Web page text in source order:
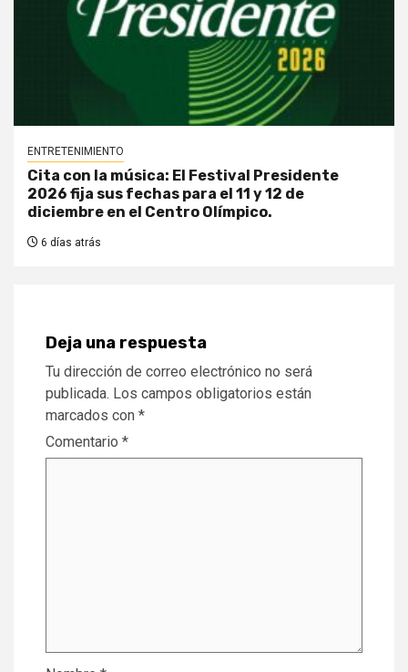
ENTRETENIMIENTO
Cita con la música: El Festival Presidente
2026 fija sus fechas para el 11 y 12 de
diciembre en el Centro Olímpico.
6 días atrás
Deja una respuesta
Tu dirección de correo electrónico no será
publicada. Los campos obligatorios están
marcados con *
Comentario *